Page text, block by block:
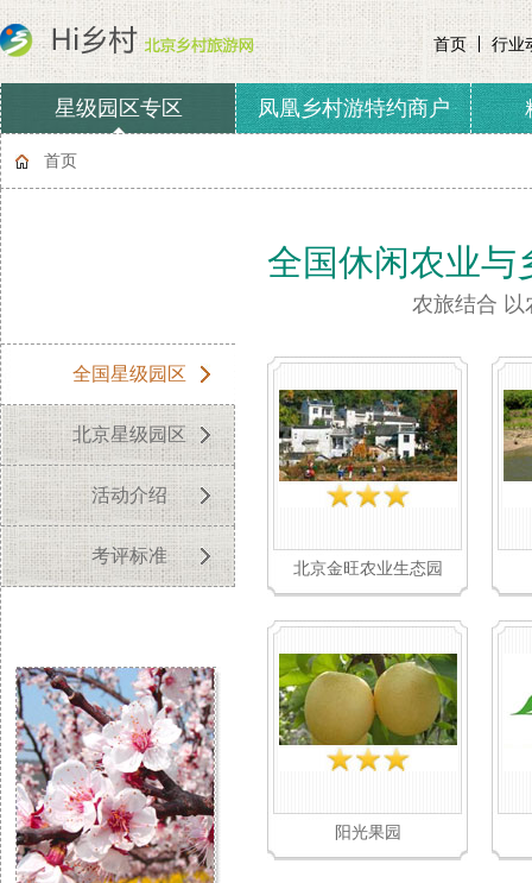
首页 行业
星级园区专区 凤凰乡村游特约商户
协会章程
首页
全国星级园区
北京星级园区
活动介绍
考评标准
全国休闲农业与
农旅结合 以
北京金旺农业生态园
阳光果园